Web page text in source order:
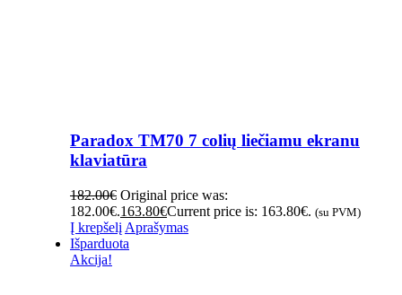
Paradox TM70 7 colių liečiamu ekranu
klaviatūra
182.00€ Original price was:
182.00€.163.80€Current price is: 163.80€. (su PVM)
Į krepšelį Aprašymas
Išparduota
Akcija!